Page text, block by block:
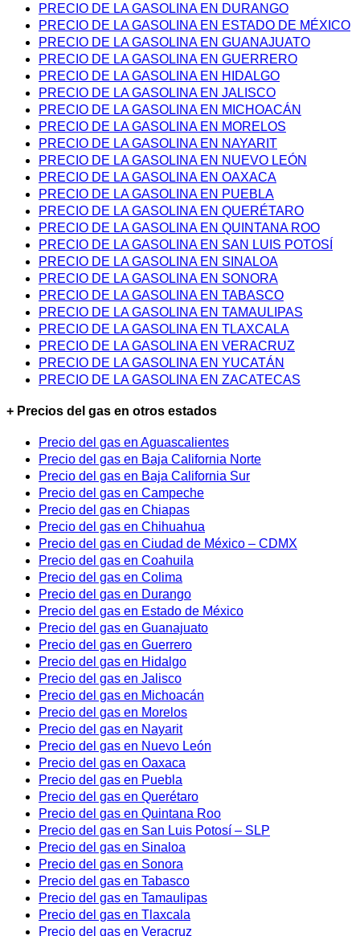
PRECIO DE LA GASOLINA EN DURANGO
PRECIO DE LA GASOLINA EN ESTADO DE MÉXICO
PRECIO DE LA GASOLINA EN GUANAJUATO
PRECIO DE LA GASOLINA EN GUERRERO
PRECIO DE LA GASOLINA EN HIDALGO
PRECIO DE LA GASOLINA EN JALISCO
PRECIO DE LA GASOLINA EN MICHOACÁN
PRECIO DE LA GASOLINA EN MORELOS
PRECIO DE LA GASOLINA EN NAYARIT
PRECIO DE LA GASOLINA EN NUEVO LEÓN
PRECIO DE LA GASOLINA EN OAXACA
PRECIO DE LA GASOLINA EN PUEBLA
PRECIO DE LA GASOLINA EN QUERÉTARO
PRECIO DE LA GASOLINA EN QUINTANA ROO
PRECIO DE LA GASOLINA EN SAN LUIS POTOSÍ
PRECIO DE LA GASOLINA EN SINALOA
PRECIO DE LA GASOLINA EN SONORA
PRECIO DE LA GASOLINA EN TABASCO
PRECIO DE LA GASOLINA EN TAMAULIPAS
PRECIO DE LA GASOLINA EN TLAXCALA
PRECIO DE LA GASOLINA EN VERACRUZ
PRECIO DE LA GASOLINA EN YUCATÁN
PRECIO DE LA GASOLINA EN ZACATECAS
+ Precios del gas en otros estados
Precio del gas en Aguascalientes
Precio del gas en Baja California Norte
Precio del gas en Baja California Sur
Precio del gas en Campeche
Precio del gas en Chiapas
Precio del gas en Chihuahua
Precio del gas en Ciudad de México – CDMX
Precio del gas en Coahuila
Precio del gas en Colima
Precio del gas en Durango
Precio del gas en Estado de México
Precio del gas en Guanajuato
Precio del gas en Guerrero
Precio del gas en Hidalgo
Precio del gas en Jalisco
Precio del gas en Michoacán
Precio del gas en Morelos
Precio del gas en Nayarit
Precio del gas en Nuevo León
Precio del gas en Oaxaca
Precio del gas en Puebla
Precio del gas en Querétaro
Precio del gas en Quintana Roo
Precio del gas en San Luis Potosí – SLP
Precio del gas en Sinaloa
Precio del gas en Sonora
Precio del gas en Tabasco
Precio del gas en Tamaulipas
Precio del gas en Tlaxcala
Precio del gas en Veracruz